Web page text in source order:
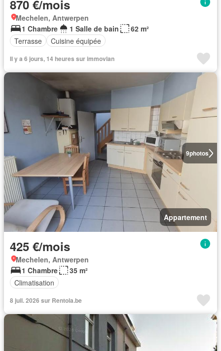
870 €/mois
Mechelen, Antwerpen
1 Chambre
1 Salle de bain
62 m²
Terrasse
Cuisine équipée
Il y a 6 jours, 14 heures sur immovlan
9photos
Appartement
425 €/mois
Mechelen, Antwerpen
1 Chambre
35 m²
Climatisation
8 juil. 2026 sur Rentola.be